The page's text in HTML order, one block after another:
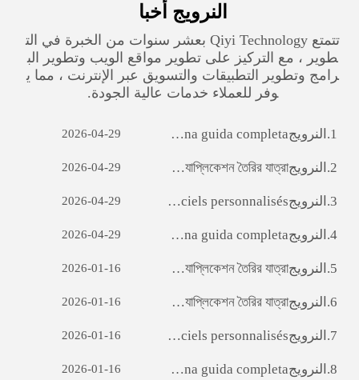
النرويج‎ أخبا
تتمتع Qiyi Technology بعشر سنوات من الخبرة في الت
طوير ، مع التركيز على تطوير مواقع الويب وتطوير الب
رامج وتطوير التطبيقات والتسويق عبر الإنترنت ، مما ي
وفر للعملاء خدمات عالية الجودة.
1. النرويج‎ Sviluppo di siti web per il commercio estero: una guida completa 2026-04-29
2. النرويج‎ ara অ্যাপ ডেভেলপমেন্টঃ একটি সফল মোবাইল অ্যাপ্লিকেশন তৈরির যাত্রা 2026-04-29
3. النرويج‎ Débloquer le potentiel des entreprises: le pouvoir du développement de logiciels personnalisés 2026-04-29
4. النرويج‎ Sviluppo di siti web per il commercio estero: una guida completa 2026-04-29
5. النرويج‎ ara অ্যাপ ডেভেলপমেন্টঃ একটি সফল মোবাইল অ্যাপ্লিকেশন তৈরির যাত্রা 2026-01-16
6. النرويج‎ ara অ্যাপ ডেভেলপমেন্টঃ একটি সফল মোবাইল অ্যাপ্লিকেশন তৈরির যাত্রা 2026-01-16
7. النرويج‎ Débloquer le potentiel des entreprises: le pouvoir du développement de logiciels personnalisés 2026-01-16
8. النرويج‎ Sviluppo di siti web per il commercio estero: una guida completa 2026-01-16